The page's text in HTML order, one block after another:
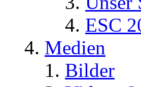
ESC
Medien
Bilder